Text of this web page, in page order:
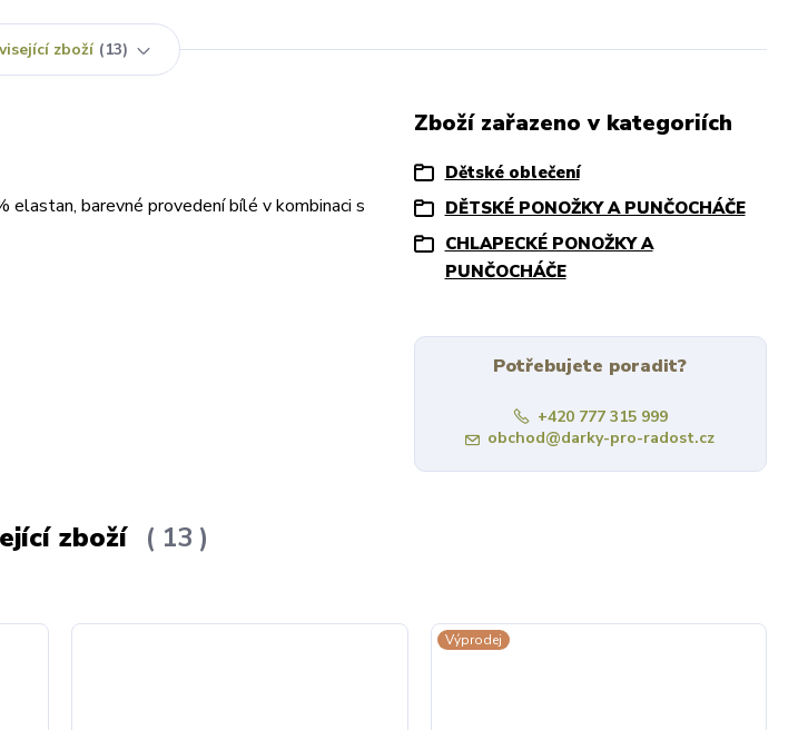
zboží 13
barevné provedení bílé v kombinaci s
Zboží zařazeno v kategoriích
Dětské oblečení
DĚTSKÉ PONOŽKY A PUNČOCHÁČE
CHLAPECKÉ PONOŽKY A
PUNČOCHÁČE
Potřebujete poradit?
+420 777 315 999
obchod@darky-pro-radost.cz
zboží 13
Výprodej